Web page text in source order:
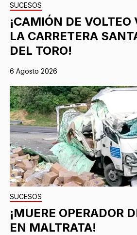
SUCESOS
¡CAMIÓN DE VOLTEO
LA CARRETERA
DEL TORO!
6 Agosto 2026
SUCESOS
¡MUERE OPERADOR
EN MALTRATA!